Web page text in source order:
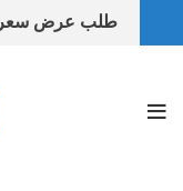
طلب عرض سعر